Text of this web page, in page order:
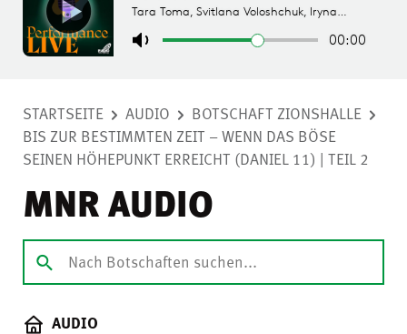
STARTSEITE AUDIO
BOTSCHAFT ZIONSHALLE
BIS ZUR BESTIMMTEN ZEIT – WENN DAS BÖSE
SEINEN HÖHEPUNKT ERREICHT (DANIEL 11) | TEIL 2
MNR AUDIO
AUDIO